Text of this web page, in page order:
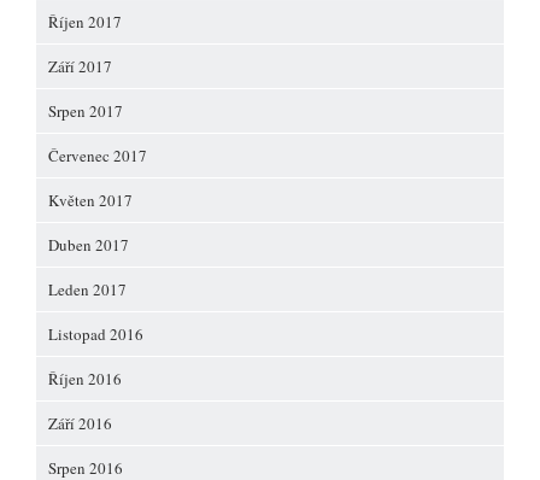
Říjen 2017
Září 2017
Srpen 2017
Červenec 2017
Květen 2017
Duben 2017
Leden 2017
Listopad 2016
Říjen 2016
Září 2016
Srpen 2016